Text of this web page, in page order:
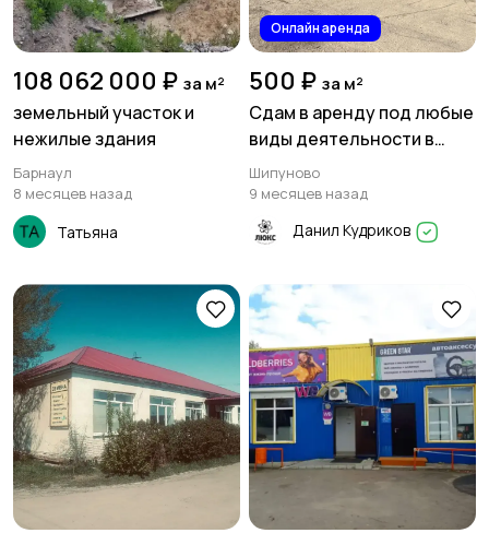
108 062 000 ₽ за м²
земельный участок и
нежилые здания
Барнаул
8 месяцев назад
Татьяна
Онлайн аренда
500 ₽ за м²
Сдам в аренду под любые
виды деятельности в
Шипуново, Алтайский край
Шипуново
9 месяцев назад
Данил Кудриков